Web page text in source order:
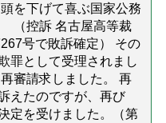
を下げて喜ぶ国家公務
（控訴 名古屋高等裁
号で敗訴確定） その
罪として受理されまし
審請求しました。 再
えたのですが、再び
定を受けました。（第